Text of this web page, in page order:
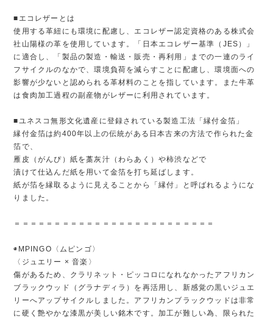
■エコレザーとは
使用する革紐にも環境に配慮し、エコレザー認定資格のある株式会
社山陽様の革を使用しています。「日本エコレザー基準（JES）」
に適合し、「製品の製造・輸送・販売・再利用」までの一連のライ
フサイクルのなかで、環境負荷を減らすことに配慮し、環境面への
影響が少ないと認められる革材料のことを指しています。また牛革
は食肉加工過程の副産物がレザーに利用されています。
■ユネスコ無形文化遺産に登録されている製造工法「縁付金箔」
縁付金箔は約400年以上の伝統がある日本古来の方法で作られた金
箔で、
雁皮（がんぴ）紙を藁灰汁（わらあく）や柿渋などで
漬けて仕込んだ紙を用いて金箔を打ち延ばします。
紙が箔を縁取るように見えることから「縁付」と呼ばれるようにな
りました。
＝＝＝＝＝＝＝＝＝＝＝＝＝＝＝＝＝＝＝＝＝＝＝＝＝
◉MPINGO〈ムピンゴ〉
〈ジュエリー × 音楽〉
傷があるため、クラリネット・ピッコロになれなかったアフリカン
ブラックウッド（グラナディラ）を再活用し、新感覚の黒いジュエ
リーへアップサイクルしました。アフリカンブラックウッドは非常
に硬く艶やかな漆黒が美しい銘木です。加工が難しい為、限られた